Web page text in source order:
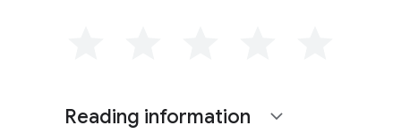
Reading information expand_more